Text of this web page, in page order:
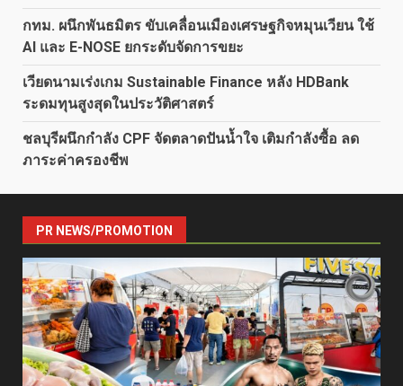
กทม. ผนึกพันธมิตร ขับเคลื่อนเมืองเศรษฐกิจหมุนเวียน ใช้
AI และ E-NOSE ยกระดับจัดการขยะ
เวียดนามเร่งเกม Sustainable Finance หลัง HDBank
ระดมทุนสูงสุดในประวัติศาสตร์
ชลบุรีผนึกกำลัง CPF จัดตลาดปันน้ำใจ เติมกำลังซื้อ ลด
ภาระค่าครองชีพ
PR NEWS/PROMOTION